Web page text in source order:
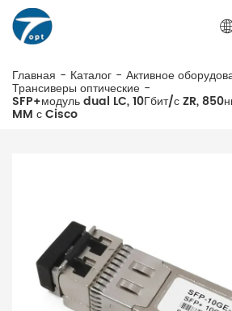
Главная - Каталог - Активное
Трансиверы оптические -
SFP+модуль dual LC, 10Гбит/с ZR,
MM с Cisco